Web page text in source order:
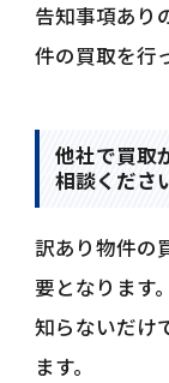
告知事項あり
件の買取を行
他社で買取
相談くださ
訳あり物件の
要となります。
知らないだけ
ます。